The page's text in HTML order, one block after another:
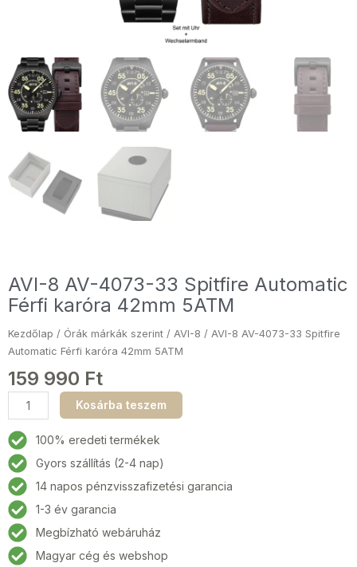
AVI-8 AV-4073-33 Spitfire Automatic
Férfi karóra 42mm 5ATM
Kezdőlap / Órák márkák szerint / AVI-8 / AVI-8 AV-4073-33 Spitfire
Automatic Férfi karóra 42mm 5ATM
159 990 Ft
AVI-
8
AV-
4073-
33
Spitfire
Automatic
Férfi
karóra
42mm
Kosárba teszem
100% eredeti termékek
Gyors szállítás (2-4 nap)
14 napos pénzvisszafizetési garancia
1-3 év garancia
Megbízható webáruház
Magyar cég és webshop